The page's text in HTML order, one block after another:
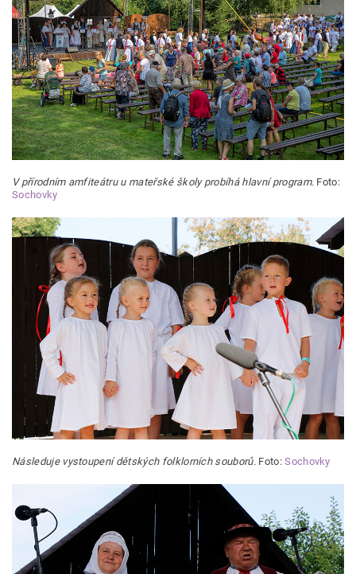
V přírodním amfiteátru u mateřské školy probíhá hlavní program. Foto:
Sochovky
Následuje vystoupení dětských folklorních souborů. Foto:Sochovky